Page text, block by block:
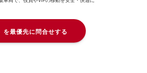
を最優先に問合せする